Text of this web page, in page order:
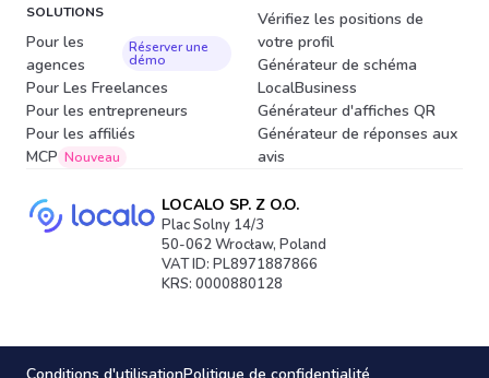
SOLUTIONS
Pour les
agences
Réserver une
démo
Pour Les Freelances
Pour les entrepreneurs
Pour les affiliés
MCP Nouveau
Vérifiez les positions de
votre profil
Générateur de schéma
LocalBusiness
Générateur d'affiches QR
Générateur de réponses aux
avis
LOCALO SP. Z O.O.
Plac Solny 14/3
50-062 Wrocław, Poland
VAT ID: PL8971887866
KRS: 0000880128